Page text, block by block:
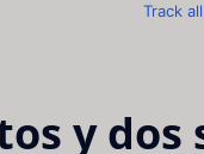
Track
y